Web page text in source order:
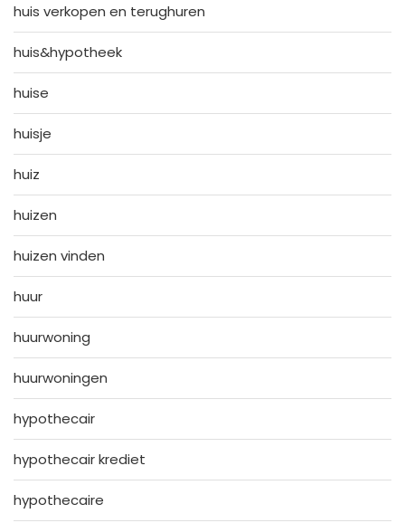
huis verkopen en terughuren
huis&hypotheek
huise
huisje
huiz
huizen
huizen vinden
huur
huurwoning
huurwoningen
hypothecair
hypothecair krediet
hypothecaire